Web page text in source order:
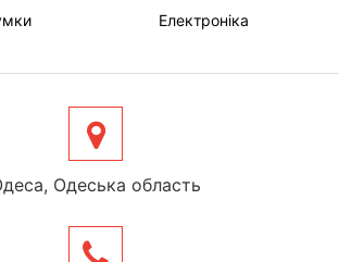
Електроніка
Одеська область